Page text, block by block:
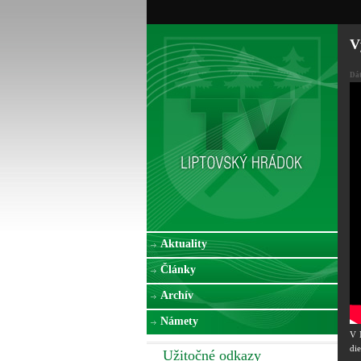
Aktuality
Články
Archív
Námety
Užitočné odkazy
V